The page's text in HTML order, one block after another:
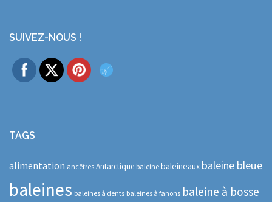
SUIVEZ-NOUS !
TAGS
alimentation ancêtres Antarctique baleine baleineaux baleine bleue
baleines baleines à dents baleines à fanons baleine à bosse